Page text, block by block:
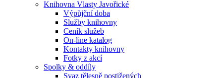
Knihovna Vlasty Javořické
Výpůjční doba
Služby knihovny
Ceník služeb
On-line katalog
Kontakty knihovny
Fotky z akcí
Spolky & oddíly
Svaz tělesně postižených